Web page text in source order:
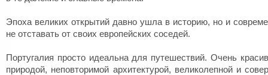
Эпоха великих открытий давно ушла в историю, но и
не отставать от своих европейских соседей.
Португалия просто идеальна для путешествий. Очень
природой, неповторимой архитектурой, великолепной и